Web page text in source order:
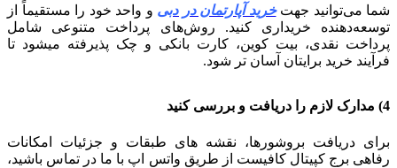
شما می‌توانید جهتخرید آپارتمان در دبی و واحد خود را مستقیماً از
توسعه‌دهنده خریداری کنید. روش‌های پرداخت متنوعی شامل
پرداخت نقدی، بیت‌ کوین، کارت بانکی و چک پذیرفته میشود تا
فرآیند خرید برایتان آسان‌ تر شود.
4) مدارک لازم را دریافت و بررسی کنید
برای دریافت بروشورها، نقشه‌ های طبقات و جزئیات امکانات
رفاهی برج کپیتال کافیست از طریق واتس‌ اپ با ما در تماس باشید،